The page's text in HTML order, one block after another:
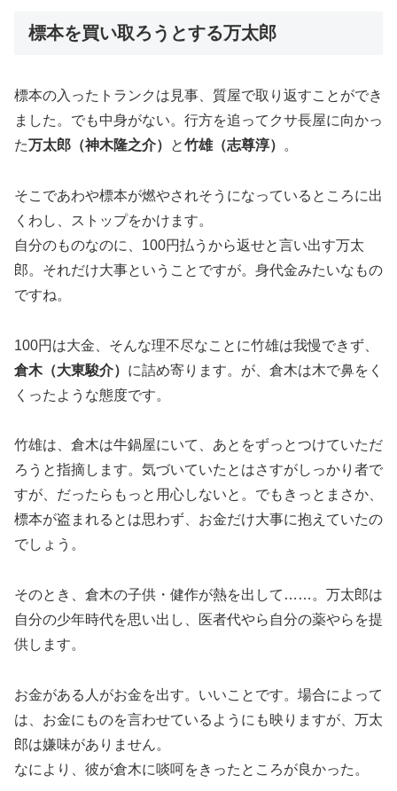
標本を買い取ろうとする万太郎
標本の入ったトランクは見事、質屋で取り返すことができ
ました。でも中身がない。行方を追ってクサ長屋に向かっ
た万太郎（神木隆之介） と竹雄（志尊淳） 。
そこであわや標本が燃やされそうになっているところに出
くわし、ストップをかけます。
自分のものなのに、100円払うから返せと言い出す万太
郎。それだけ大事ということですが。身代金みたいなもの
ですね。
100円は大金、そんな理不尽なことに竹雄は我慢できず、
倉木（大東駿介） に詰め寄ります。が、倉木は木で鼻をく
くったような態度です。
竹雄は、倉木は牛鍋屋にいて、あとをずっとつけていただ
ろうと指摘します。気づいていたとはさすがしっかり者で
すが、だったらもっと用心しないと。でもきっとまさか、
標本が盗まれるとは思わず、お金だけ大事に抱えていたの
でしょう。
そのとき、倉木の子供・健作が熱を出して……。万太郎は
自分の少年時代を思い出し、医者代やら自分の薬やらを提
供します。
お金がある人がお金を出す。いいことです。場合によって
は、お金にものを言わせているようにも映りますが、万太
郎は嫌味がありません。
なにより、彼が倉木に啖呵をきったところが良かった。